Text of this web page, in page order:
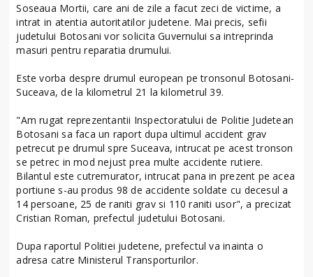
Soseaua Mortii, care ani de zile a facut zeci de victime, a
intrat in atentia autoritatilor judetene. Mai precis, sefii
judetului Botosani vor solicita Guvernului sa intreprinda
masuri pentru reparatia drumului.
Este vorba despre drumul european pe tronsonul Botosani-
Suceava, de la kilometrul 21 la kilometrul 39.
"Am rugat reprezentantii Inspectoratului de Politie Judetean
Botosani sa faca un raport dupa ultimul accident grav
petrecut pe drumul spre Suceava, intrucat pe acest tronson
se petrec in mod nejust prea multe accidente rutiere.
Bilantul este cutremurator, intrucat pana in prezent pe acea
portiune s-au produs 98 de accidente soldate cu decesul a
14 persoane, 25 de raniti grav si 110 raniti usor", a precizat
Cristian Roman, prefectul judetului Botosani.
Dupa raportul Politiei judetene, prefectul va inainta o
adresa catre Ministerul Transporturilor.